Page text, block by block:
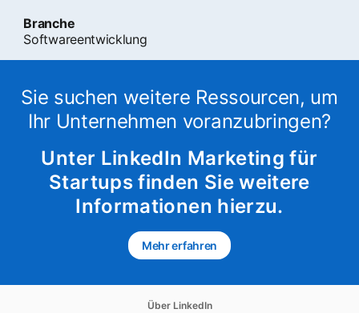
Branche
Softwareentwicklung
Sie suchen weitere Ressourcen, um
Ihr Unternehmen voranzubringen?
Unter LinkedIn Marketing für
Startups finden Sie weitere
Informationen hierzu.
Mehr erfahrenopens in a new tab
Über LinkedInopens in a new tab